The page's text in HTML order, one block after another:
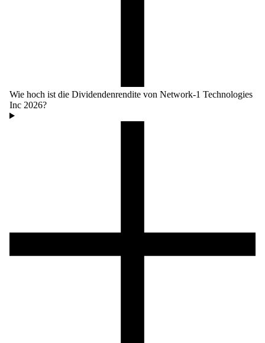
Wie hoch ist die Dividendenrendite von Network-1 Technologies
Inc 2026?